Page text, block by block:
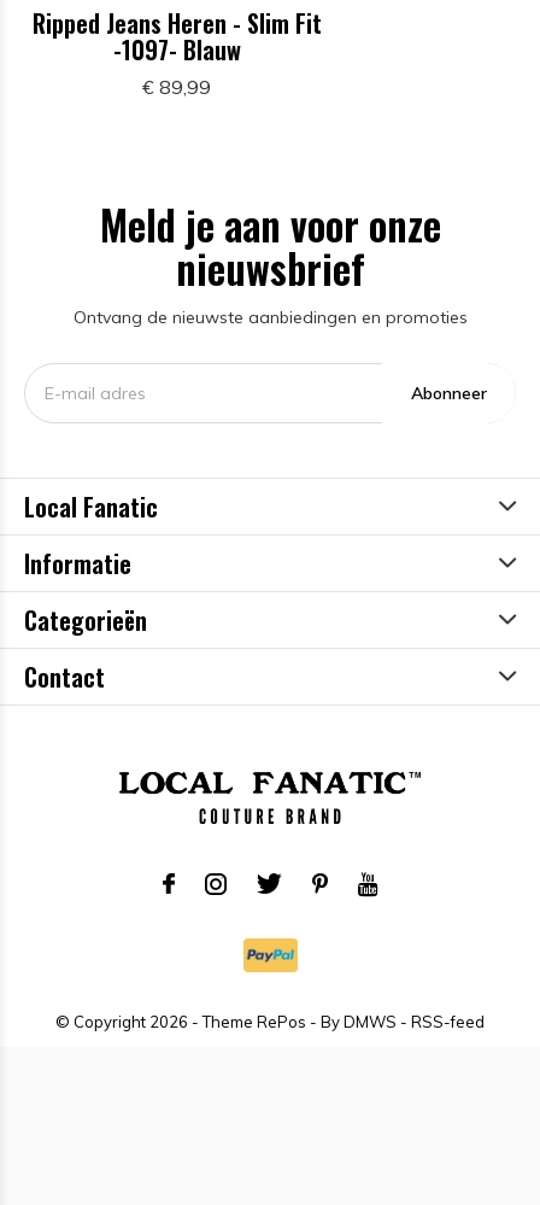
Ripped Jeans Heren - Slim Fit
-1097- Blauw
€ 89,99
Meld je aan voor onze
nieuwsbrief
Ontvang de nieuwste aanbiedingen en promoties
Abonneer
Local Fanatic
Informatie
Categorieën
Contact
© Copyright 2026 - Theme RePos - ByDMWS - RSS-feed